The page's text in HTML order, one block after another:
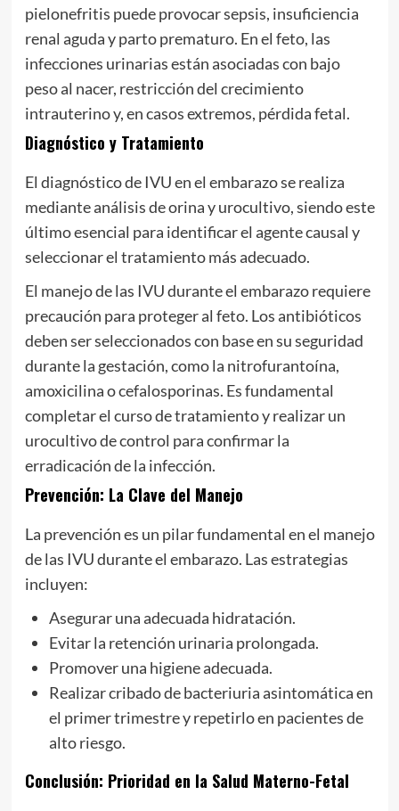
pielonefritis puede provocar sepsis, insuficiencia
renal aguda y parto prematuro. En el feto, las
infecciones urinarias están asociadas con bajo
peso al nacer, restricción del crecimiento
intrauterino y, en casos extremos, pérdida fetal.
Diagnóstico y Tratamiento
El diagnóstico de IVU en el embarazo se realiza
mediante análisis de orina y urocultivo, siendo este
último esencial para identificar el agente causal y
seleccionar el tratamiento más adecuado.
El manejo de las IVU durante el embarazo requiere
precaución para proteger al feto. Los antibióticos
deben ser seleccionados con base en su seguridad
durante la gestación, como la nitrofurantoína,
amoxicilina o cefalosporinas. Es fundamental
completar el curso de tratamiento y realizar un
urocultivo de control para confirmar la
erradicación de la infección.
Prevención: La Clave del Manejo
La prevención es un pilar fundamental en el manejo
de las IVU durante el embarazo. Las estrategias
incluyen:
Asegurar una adecuada hidratación.
Evitar la retención urinaria prolongada.
Promover una higiene adecuada.
Realizar cribado de bacteriuria asintomática en
el primer trimestre y repetirlo en pacientes de
alto riesgo.
Conclusión: Prioridad en la Salud Materno-Fetal